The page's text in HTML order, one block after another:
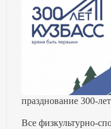
празднование 300-
Все физкультурно-